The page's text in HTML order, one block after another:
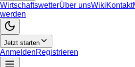
WirtschaftswetterÜber unsWikiKontakt
werden
Jetzt starten
AnmeldenRegistrieren